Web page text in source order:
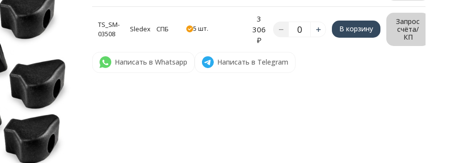
TS_SM-
03508
Sledex СПБ 5 шт.
3
306
₽
В корзину
Запрос
счёта/
КП
Написать в Whatsapp Написать в Telegram